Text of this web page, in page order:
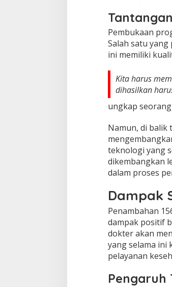
Pembukaan
Salah satu
ini memiliki
Kita harus
dihasilkan
ungkap
Namun, di balik
teknologi yang
dikembangkan
dalam proses
Dampak
Penambahan
dampak positif
dokter akan
yang selama ini
pelayanan
Pengaruh